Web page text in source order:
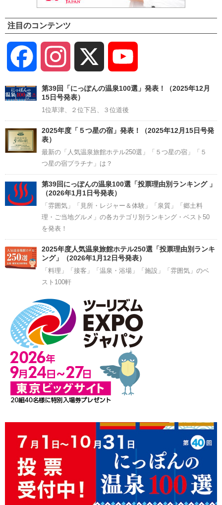
注目のコンテンツ
Facebook Instagram
Channel
第39回「にっぽんの温泉100選」発表！（2025年12月
15日号発表）
1位草津、２位下呂、３位道後
2025年度「５つ星の宿」発表！（2025年12月15日号発
表）
最新の「人気温泉旅館ホテル250選」「５つ星の宿」「５
つ星の宿プラチナ」は？
第39回にっぽんの温泉100選「投票理由別ランキング 」
（2026年1月1日号発表）
「雰囲気」「見所・レジャー＆体験」「泉質」「郷土料
理・ご当地グルメ」の各カテゴリ別ランキング・ベスト50
を発表！
2025年度人気温泉旅館ホテル250選「投票理由別ランキ
ング」（2026年1月12日号発表）
「料理」「接客」「温泉・浴場」「施設」「雰囲気」のベ
スト100軒